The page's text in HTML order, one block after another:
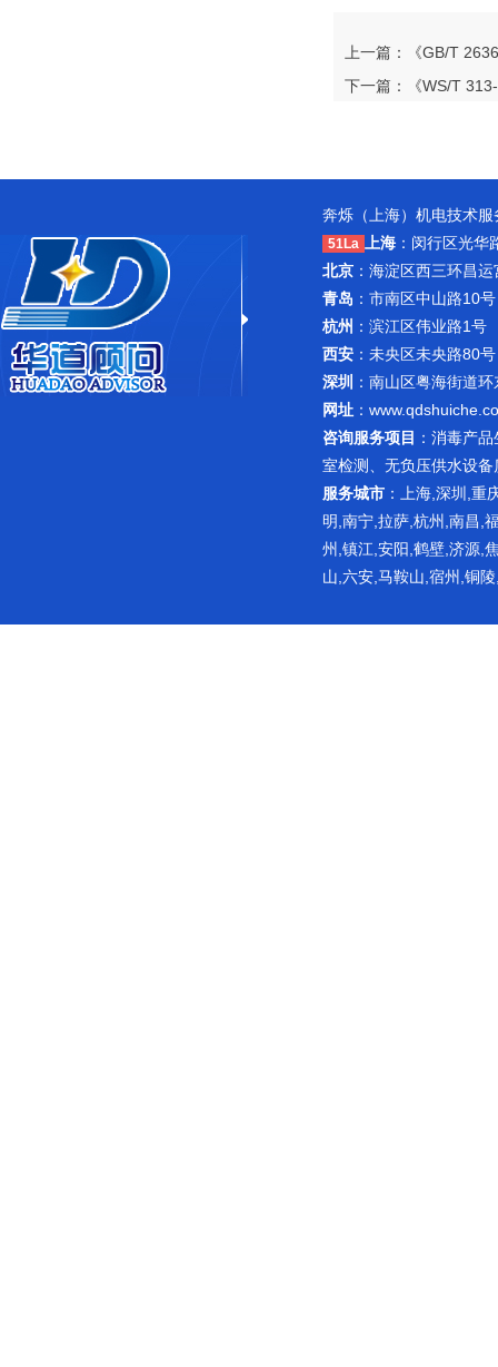
上一篇：《GB/T
下一篇：《WS/T
奔烁（上海）机电技术
51La 上海 ：闵行区光
北京 ：海淀区西三环
青岛 ：市南区中山
杭州 ：滨江区伟业
西安 ：未央区未央
深圳
：南山区粤海街道
网址 ：
咨询服务项目 ： 消毒产品
室检测
、无负压供水设
服务城市 ：上海,深圳,重
明,南宁,拉萨,杭州,南昌,
州,镇江,安阳,鹤壁,济源,
山,六安,马鞍山,宿州,铜